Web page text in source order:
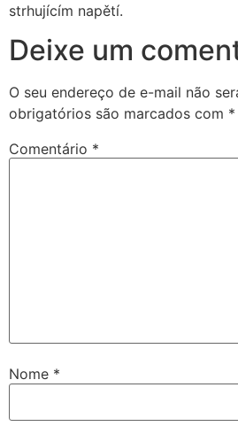
strhujícím napětí.
Deixe um
O seu endereço de e-mail não
obrigatórios são marcados com *
Comentário *
Nome *